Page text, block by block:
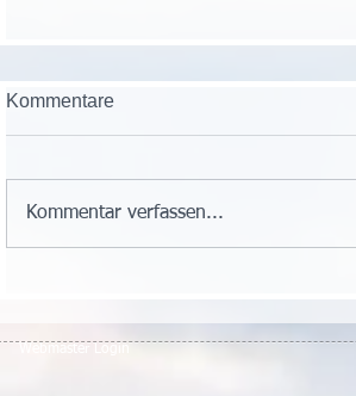
Kommentare
Kommentar verfassen...